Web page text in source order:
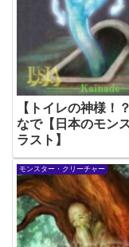
【トイレの神様！
なで【日本のモン
ラスト】
モンスター・クリーチャー